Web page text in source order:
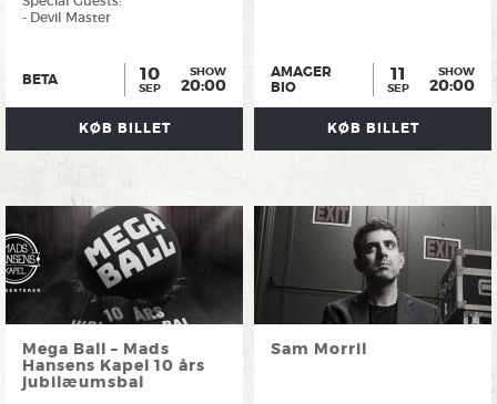
- Devil Master
BETA 10
SEP
SHOW
20:00
KØB BILLET
AMAGER
BIO
11
SEP
SHOW
20:00
KØB BILLET
Mega Ball – Mads
Hansens Kapel 10 års
jubilæumsbal
Sam Morril